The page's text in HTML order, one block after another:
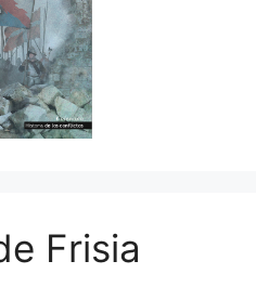
Frisia